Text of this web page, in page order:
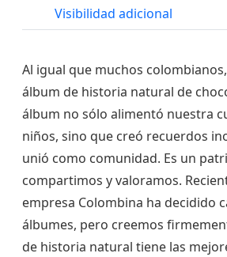
Visibilidad adicional
Al igual que muchos
álbum de historia natural de
álbum no sólo alimentó nuestra
niños, sino que creó recuerdos
unió como comunidad. Es un
compartimos y valoramos.
empresa Colombina ha decidido
álbumes, pero creemos
de historia natural tiene las